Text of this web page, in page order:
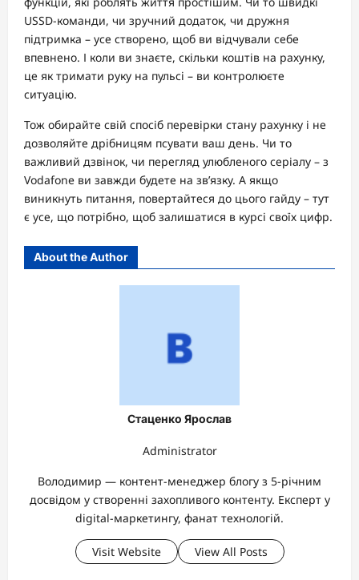
USSD-команди, чи зручний додаток, чи дружня
підтримка – усе створено, щоб ви відчували себе
впевнено. І коли ви знаєте, скільки коштів на рахунку,
це як тримати руку на пульсі – ви контролюєте
ситуацію.
Тож обирайте свій спосіб перевірки стану рахунку і не
дозволяйте дрібницям псувати ваш день. Чи то
важливий дзвінок, чи перегляд улюбленого серіалу – з
Vodafone ви завжди будете на зв’язку. А якщо
виникнуть питання, повертайтеся до цього гайду – тут
є усе, що потрібно, щоб залишатися в курсі своїх цифр.
About the Author
Стаценко Ярослав
Administrator
Володимир — контент-менеджер блогу з 5-річним
досвідом у створенні захопливого контенту. Експерт у
digital-маркетингу, фанат технологій.
Visit Website View All Posts